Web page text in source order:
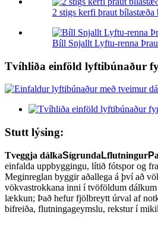
2 stigs kerfi þraut bílastæða
Bíll Snjallt Lyftu-renna
Tvíhliða einföld lyftibúnaður
Stutt lýsing:
Tveggja dálkaSígrunda LflutningurP
einfalda uppbyggingu, lítið fótspor og
Meginreglan byggir aðallega á því að
vökvastrokkana inni í tvöföldum
lækkun; Það hefur fjölbreytt úrval af
bifreiða, flutningageymslu, rekstur í